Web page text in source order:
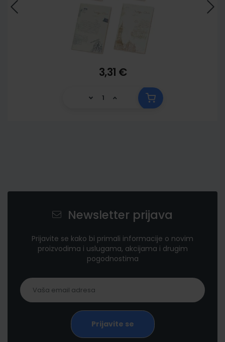
3,31 €
Newsletter prijava
Prijavite se kako bi primali informacije o novim
proizvodima i uslugama, akcijama i drugim
pogodnostima